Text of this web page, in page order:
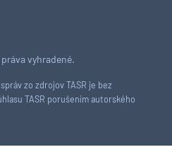
vyhradené.
zo zdrojov TASR je bez
TASR porušením autorského